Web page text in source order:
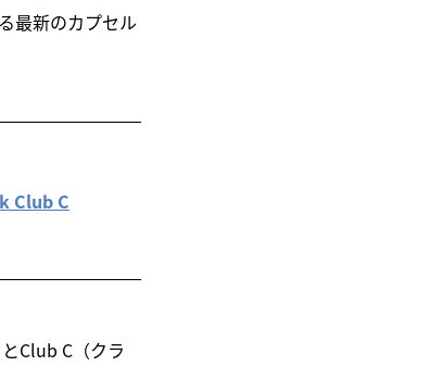
最新のカプセル
Club C
Club C（クラ